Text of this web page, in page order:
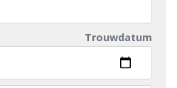
Trouwdatum